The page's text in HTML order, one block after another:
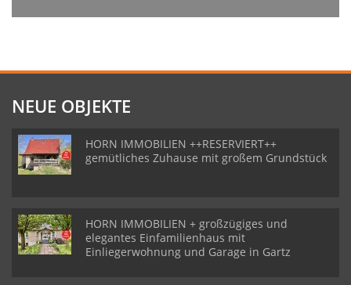
NEUE OBJEKTE
HORN IMMOBILIEN ++RESERVIERT++
gemütliches Zuhause mit großem Grundstück
HORN IMMOBILIEN + großzügiges und
elegantes Einfamilienhaus mit
Einliegerwohnung und Garage in Gartz